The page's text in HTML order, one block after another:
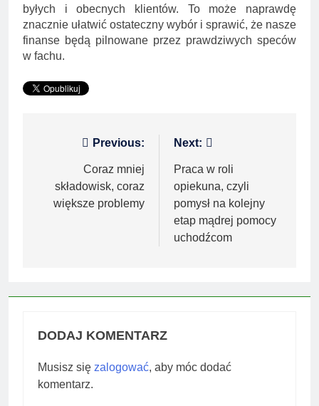
byłych i obecnych klientów. To może naprawdę
znacznie ułatwić ostateczny wybór i sprawić, że nasze
finanse będą pilnowane przez prawdziwych speców
w fachu.
Nawigacja
wpisu
Previous:
Coraz mniej
składowisk, coraz
większe problemy
Next:
Praca w roli
opiekuna, czyli
pomysł na kolejny
etap mądrej pomocy
uchodźcom
DODAJ KOMENTARZ
Musisz się zalogować, aby móc dodać
komentarz.